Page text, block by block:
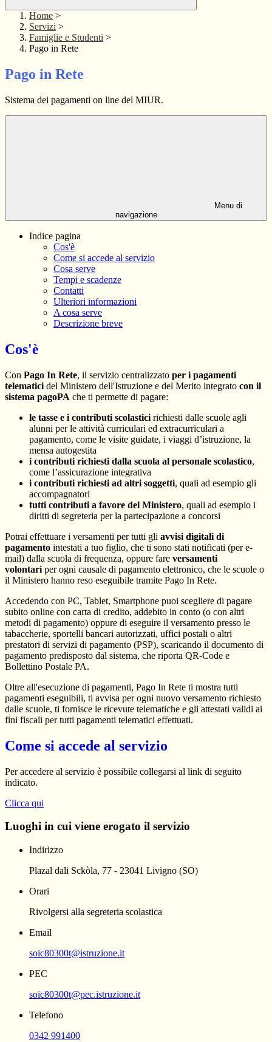
Home >
Servizi >
Famiglie e Studenti >
Pago in Rete
Pago in Rete
Sistema dei pagamenti on line del MIUR.
Menu di
navigazione
Indice pagina
Cos'è
Come si accede al servizio
Cosa serve
Tempi e scadenze
Contatti
Ulteriori informazioni
A cosa serve
Descrizione breve
Cos'è
Con Pago In Rete, il servizio centralizzato per i pagamenti
telematici del Ministero dell'Istruzione e del Merito integrato con il
sistema pagoPA che ti permette di pagare:
le tasse e i contributi scolastici richiesti dalle scuole agli
alunni per le attività curriculari ed extracurriculari a
pagamento, come le visite guidate, i viaggi d’istruzione, la
mensa autogestita
i contributi richiesti dalla scuola al personale scolastico,
come l’assicurazione integrativa
i contributi richiesti ad altri soggetti, quali ad esempio gli
accompagnatori
tutti contributi a favore del Ministero, quali ad esempio i
diritti di segreteria per la partecipazione a concorsi
Potrai effettuare i versamenti per tutti gli avvisi digitali di
pagamento intestati a tuo figlio, che ti sono stati notificati (per e-
mail) dalla scuola di frequenza, oppure fare versamenti
volontari per ogni causale di pagamento elettronico, che le scuole o
il Ministero hanno reso eseguibile tramite Pago In Rete.
Accedendo con PC, Tablet, Smartphone puoi scegliere di pagare
subito online con carta di credito, addebito in conto (o con altri
metodi di pagamento) oppure di eseguire il versamento presso le
tabaccherie, sportelli bancari autorizzati, uffici postali o altri
prestatori di servizi di pagamento (PSP), scaricando il documento di
pagamento predisposto dal sistema, che riporta QR-Code e
Bollettino Postale PA.
Oltre all'esecuzione di pagamenti, Pago In Rete ti mostra tutti
pagamenti eseguibili, ti avvisa per ogni nuovo versamento richiesto
dalle scuole, ti fornisce le ricevute telematiche e gli attestati validi ai
fini fiscali per tutti pagamenti telematici effettuati.
Come si accede al servizio
Per accedere al servizio è possibile collegarsi al link di seguito
indicato.
Clicca qui
Luoghi in cui viene erogato il servizio
Indirizzo
Plazal dali Sckòla, 77 - 23041 Livigno (SO)
Orari
Rivolgersi alla segreteria scolastica
Email
soic80300t@istruzione.it
PEC
soic80300t@pec.istruzione.it
Telefono
0342 991400